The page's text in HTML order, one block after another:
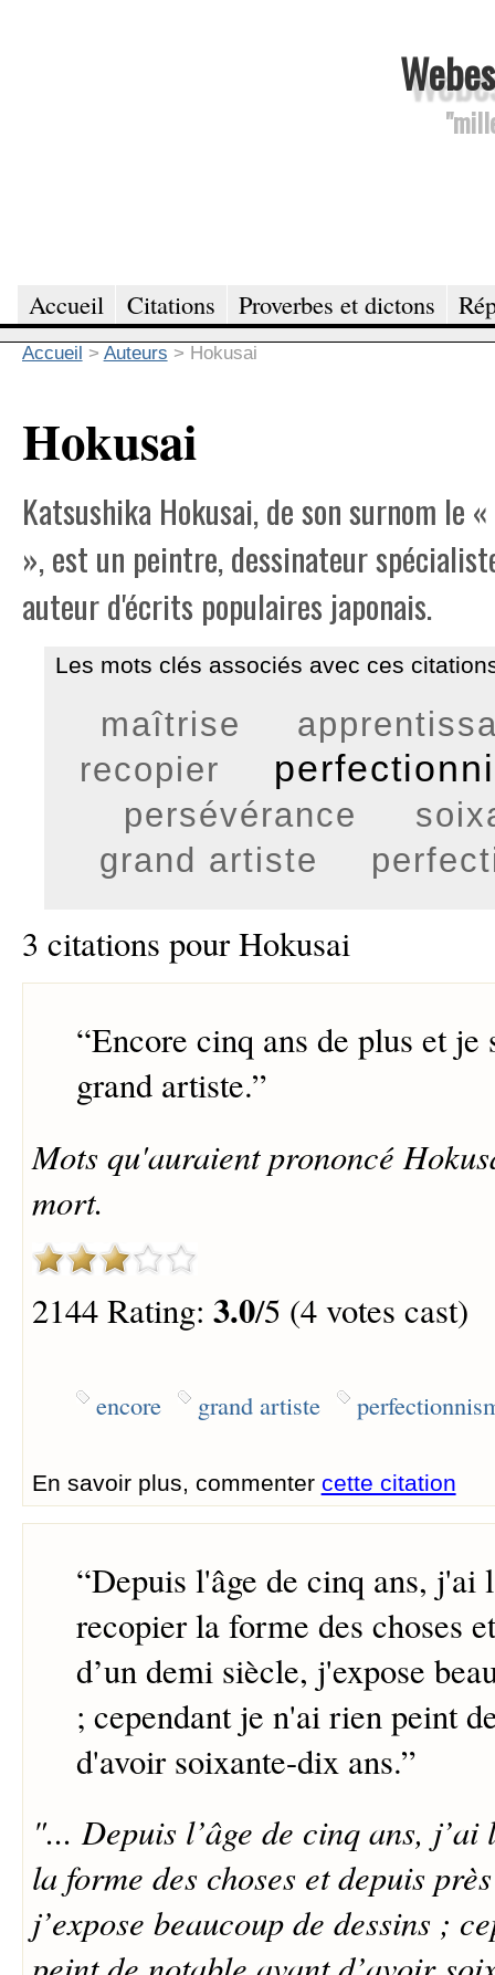
Accueil Citations Proverbes et dictons
Accueil > Auteurs > Hokusai
Hokusai
Katsushika Hokusai, de son surnom le
», est un peintre, dessinateur
auteur d'écrits populaires japonais.
Les mots clés associés avec ces
maîtrise
recopier
persévérance
grand artiste
3 citations pour Hokusai
“Encore cinq ans de plus et je
grand artiste.”
Mots qu'auraient prononcé
mort.
2144 Rating: 3.0/5 (4 votes cast)
encore grand artiste
En savoir plus, commenter cette citation
“Depuis l'âge de cinq ans, j'ai
recopier la forme des choses
d’un demi siècle, j'expose
; cependant je n'ai rien peint
d'avoir soixante-dix ans.”
"... Depuis l’âge de cinq ans,
la forme des choses et depuis
j’expose beaucoup de dessins ;